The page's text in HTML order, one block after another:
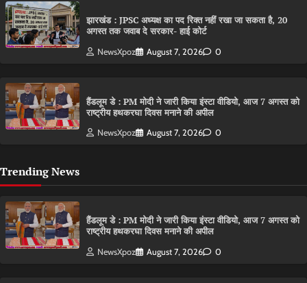
झारखंड : JPSC अध्यक्ष का पद रिक्त नहीं रखा जा सकता है, 20
अगस्त तक जवाब दे सरकार- हाई कोर्ट
NewsXpoz August 7, 2026 0
हैंडलूम डे : PM मोदी ने जारी किया इंस्टा वीडियो, आज 7 अगस्त को
राष्ट्रीय हथकरघा दिवस मनाने की अपील
NewsXpoz August 7, 2026 0
Trending News
हैंडलूम डे : PM मोदी ने जारी किया इंस्टा वीडियो, आज 7 अगस्त को
राष्ट्रीय हथकरघा दिवस मनाने की अपील
NewsXpoz August 7, 2026 0